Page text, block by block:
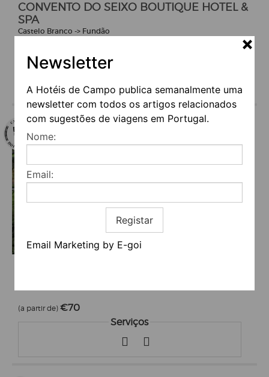
Newsletter
A Hotéis de Campo publica semanalmente uma
newsletter com todos os artigos relacionados
com sugestões de viagens em Portugal.
Nome:
Email:
Registar
Email Marketing by E-goi
CONVENTO DO SEIXO BOUTIQUE HOTEL &
SPA
Castelo Branco -> Fundão
Serviços
(a partir de) €70
Serviços